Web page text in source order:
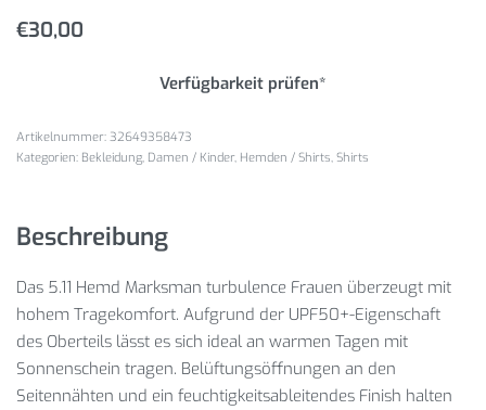
€30,00
Verfügbarkeit prüfen*
32649358473
Kategorien: Bekleidung, Damen / Kinder, Hemden / Shirts, Shirts
Beschreibung
Das 5.11 Hemd Marksman turbulence Frauen überzeugt mit
hohem Tragekomfort. Aufgrund der UPF50+-Eigenschaft
des Oberteils lässt es sich ideal an warmen Tagen mit
Sonnenschein tragen. Belüftungsöffnungen an den
Seitennähten und ein feuchtigkeitsableitendes Finish halten